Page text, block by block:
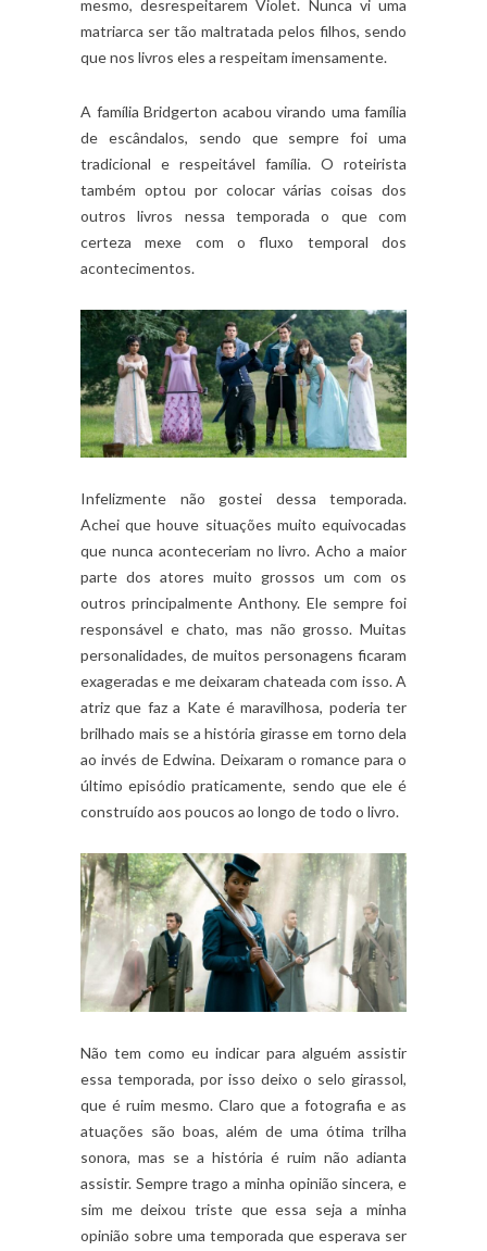
mesmo, desrespeitarem Violet. Nunca vi uma
matriarca ser tão maltratada pelos filhos, sendo
que nos livros eles a respeitam imensamente.
A família Bridgerton acabou virando uma família
de escândalos, sendo que sempre foi uma
tradicional e respeitável família. O roteirista
também optou por colocar várias coisas dos
outros livros nessa temporada o que com
certeza mexe com o fluxo temporal dos
acontecimentos.
Infelizmente não gostei dessa temporada.
Achei que houve situações muito equivocadas
que nunca aconteceriam no livro. Acho a maior
parte dos atores muito grossos um com os
outros principalmente Anthony. Ele sempre foi
responsável e chato, mas não grosso. Muitas
personalidades, de muitos personagens ficaram
exageradas e me deixaram chateada com isso. A
atriz que faz a Kate é maravilhosa, poderia ter
brilhado mais se a história girasse em torno dela
ao invés de Edwina. Deixaram o romance para o
último episódio praticamente, sendo que ele é
construído aos poucos ao longo de todo o livro.
Não tem como eu indicar para alguém assistir
essa temporada, por isso deixo o selo girassol,
que é ruim mesmo. Claro que a fotografia e as
atuações são boas, além de uma ótima trilha
sonora, mas se a história é ruim não adianta
assistir. Sempre trago a minha opinião sincera, e
sim me deixou triste que essa seja a minha
opinião sobre uma temporada que esperava ser